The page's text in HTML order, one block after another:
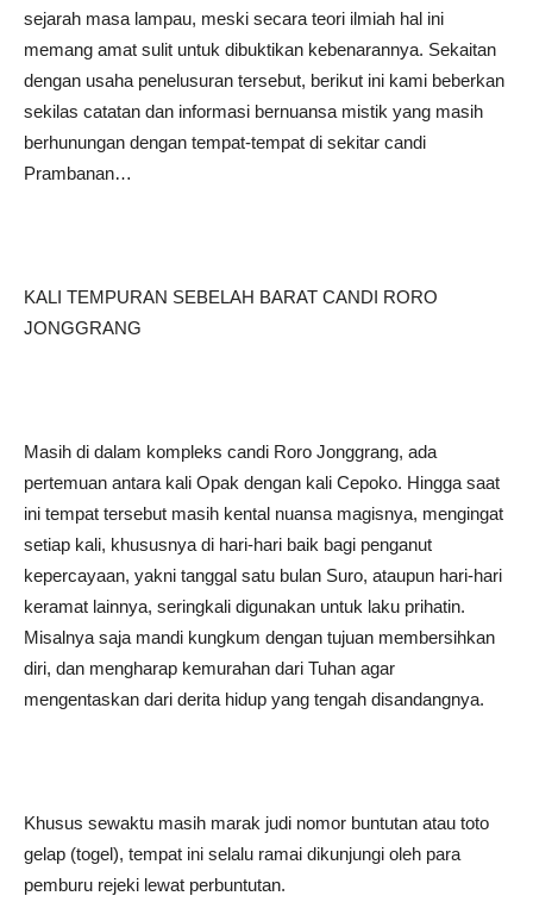
sejarah masa lampau, meski secara teori ilmiah hal ini
memang amat sulit untuk dibuktikan kebenarannya. Sekaitan
dengan usaha penelusuran tersebut, berikut ini kami beberkan
sekilas catatan dan informasi bernuansa mistik yang masih
berhunungan dengan tempat-tempat di sekitar candi
Prambanan…
KALI TEMPURAN SEBELAH BARAT CANDI RORO
JONGGRANG
Masih di dalam kompleks candi Roro Jonggrang, ada
pertemuan antara kali Opak dengan kali Cepoko. Hingga saat
ini tempat tersebut masih kental nuansa magisnya, mengingat
setiap kali, khususnya di hari-hari baik bagi penganut
kepercayaan, yakni tanggal satu bulan Suro, ataupun hari-hari
keramat lainnya, seringkali digunakan untuk laku prihatin.
Misalnya saja mandi kungkum dengan tujuan membersihkan
diri, dan mengharap kemurahan dari Tuhan agar
mengentaskan dari derita hidup yang tengah disandangnya.
Khusus sewaktu masih marak judi nomor buntutan atau toto
gelap (togel), tempat ini selalu ramai dikunjungi oleh para
pemburu rejeki lewat perbuntutan.